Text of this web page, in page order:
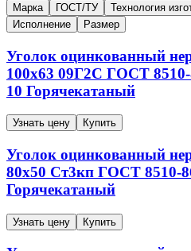
Марка ГОСТ/ТУ Технология
Исполнение
Размер
Уголок оцинкованный
100х63 09Г2С ГОСТ 8510-
10 Горячекатаный
Узнать цену Купить
Уголок оцинкованный
80х50 Ст3кп ГОСТ 8510-
Горячекатаный
Узнать цену Купить